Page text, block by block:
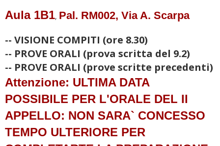
Aula 1B1, Pal. RM002, Via A. Scarpa
-- VISIONE COMPITI (ore 8.30)
-- PROVE ORALI (prova scritta del 9.2)
-- PROVE ORALI (prove scritte precedenti)
Attenzione: ULTIMA DATA
POSSIBILE PER L'ORALE DEL II
APPELLO: NON SARA` CONCESSO
TEMPO ULTERIORE PER